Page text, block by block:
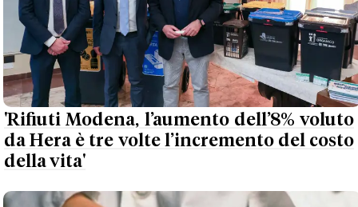
'Rifiuti Modena, l’aumento dell’8% voluto
da Hera è tre volte l’incremento del costo
della vita'